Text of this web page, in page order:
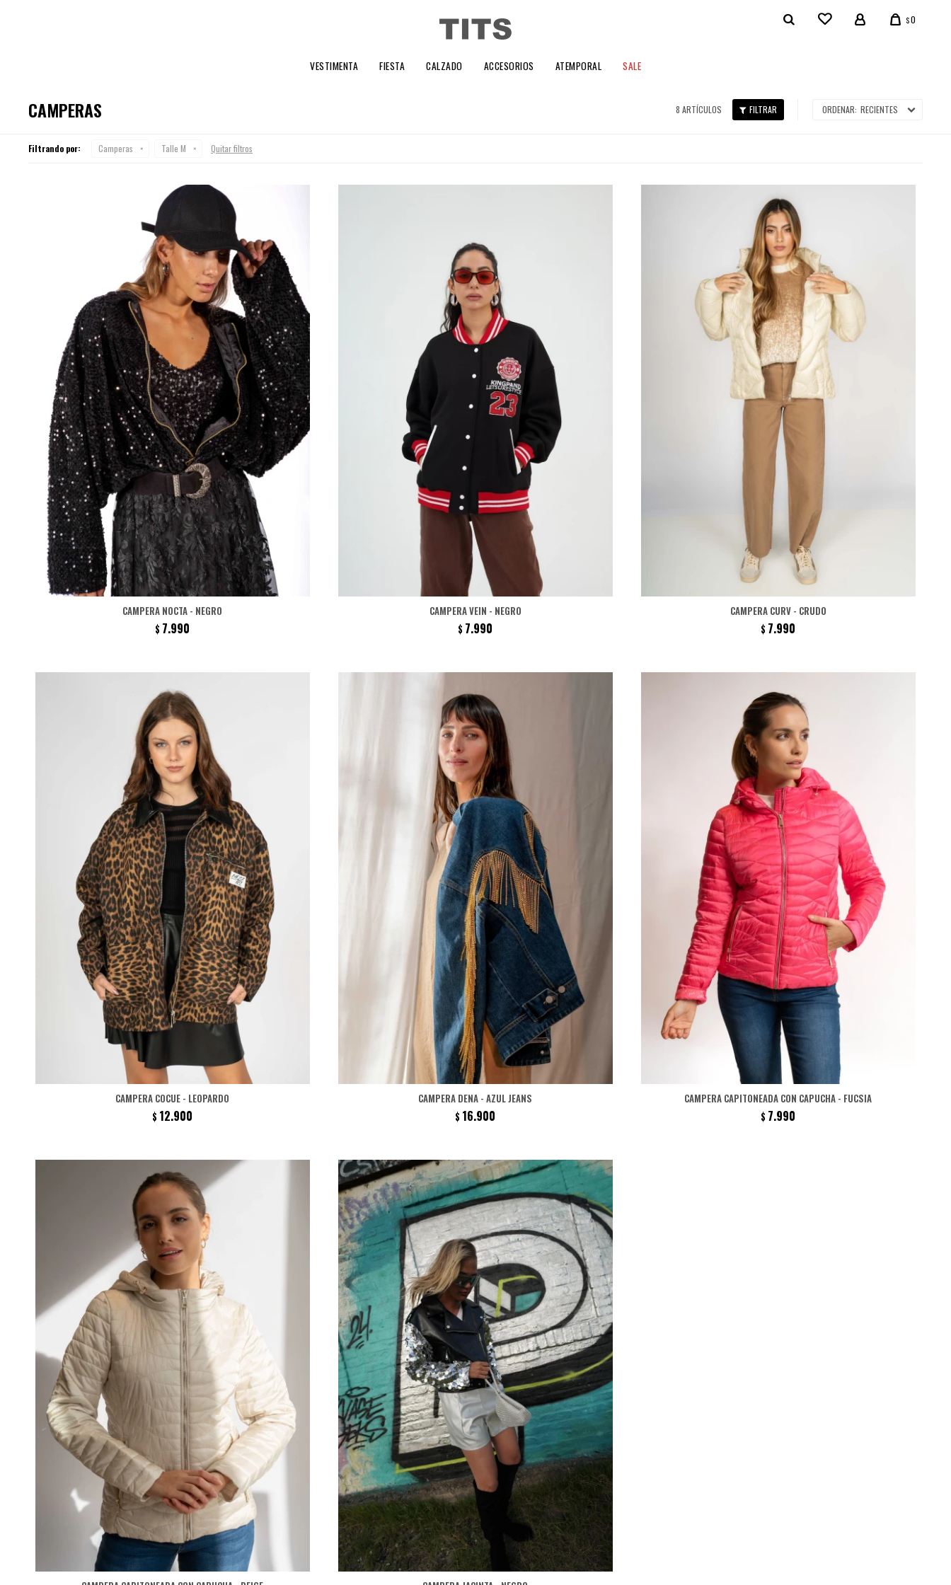
VESTIMENTA FIESTA CALZADO ACCESORIOS ATEMPORAL SALE
$0
CAMPERAS 8 ARTÍCULOS RECIENTES
Filtrando por: Camperas Talle M Quitar filtros
CAMPERA NOCTA - NEGRO
$ 7.990
CAMPERA VEIN - NEGRO
$ 7.990
CAMPERA CURV - CRUDO
$ 7.990
CAMPERA COCUE - LEOPARDO
$ 12.900
CAMPERA DENA - AZUL JEANS
$ 16.900
CAMPERA CAPITONEADA CON CAPUCHA - FUCSIA
$ 7.990